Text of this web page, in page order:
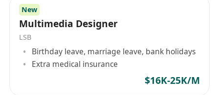
激勵
年終花紅
彈性工時，支援高效自主的工作節奏
混合工作模式：支援在家工作、辦公室協作及必
要外出公幹
New
Multimedia Designer
LSB
Birthday leave, marriage leave, bank holidays
Extra medical insurance
$16K-25K/M